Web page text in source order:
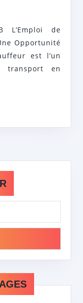
L’Emploi de
Opportunité
est l’un
en